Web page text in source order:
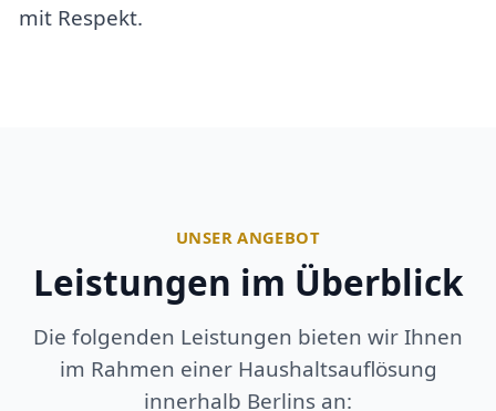
mit Respekt.
UNSER ANGEBOT
Leistungen im Überblick
Die folgenden Leistungen bieten wir Ihnen
im Rahmen einer Haushaltsauflösung
innerhalb Berlins an: